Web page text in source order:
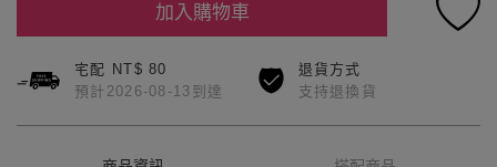
加入購物車
宅配 NT$ 80
預計2026-08-13到達
退貨方式
支持退換貨